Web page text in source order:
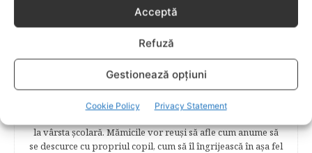
Acceptă
Refuză
Gestionează opțiuni
Cookie Policy Privacy Statement
sarcină, evoluţia fătului pe parcursul celor nouă luni,
analize necesare, alimentaţie, sănătate, pregătire pentru
naşterii şi recuperării postpartum. BEBELUŞUL ÎN PRIMUL
ANIŞOR – este un capitol destinat îngrijirii sugarului.
Alăptarea, scorul Apgar, îngrijirea bontului ombilical,
prima băiţă, diversificarea sunt doar câteva dintre cele mai
captivante subcategorii. COPILUL 1-6 ANI – este un capitol
la vârsta şcolară. Mămicile vor reuşi să afle cum anume să
se descurce cu propriul copil, cum să îl îngrijească în aşa fel